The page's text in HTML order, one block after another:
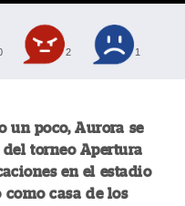
2 1
un poco, Aurora se
torneo Apertura
en el estadio
como casa de los